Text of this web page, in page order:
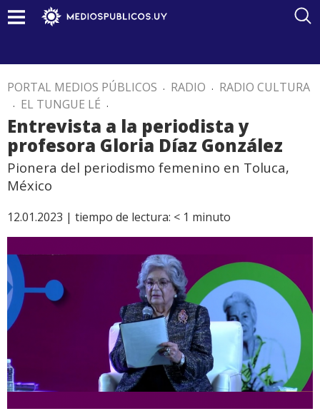
PORTAL MEDIOS PÚBLICOS . RADIO . RADIO CULTURA
. EL TUNGUE LÉ .
Entrevista a la periodista y
profesora Gloria Díaz González
Pionera del periodismo femenino en Toluca,
México
12.01.2023 | tiempo de lectura: < 1 minuto